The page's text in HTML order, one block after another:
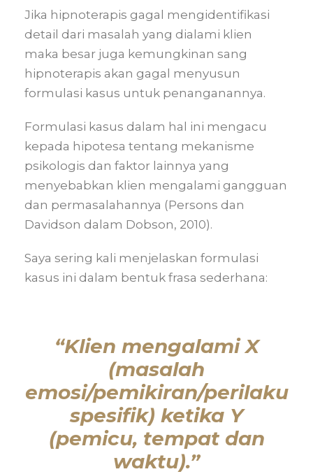
Jika hipnoterapis gagal mengidentifikasi
detail dari masalah yang dialami klien
maka besar juga kemungkinan sang
hipnoterapis akan gagal menyusun
formulasi kasus untuk penanganannya.
Formulasi kasus dalam hal ini mengacu
kepada hipotesa tentang mekanisme
psikologis dan faktor lainnya yang
menyebabkan klien mengalami gangguan
dan permasalahannya (Persons dan
Davidson dalam Dobson, 2010).
Saya sering kali menjelaskan formulasi
kasus ini dalam bentuk frasa sederhana:
“Klien mengalami X
(masalah
emosi/pemikiran/perilaku
spesifik) ketika Y
(pemicu, tempat dan
waktu).”